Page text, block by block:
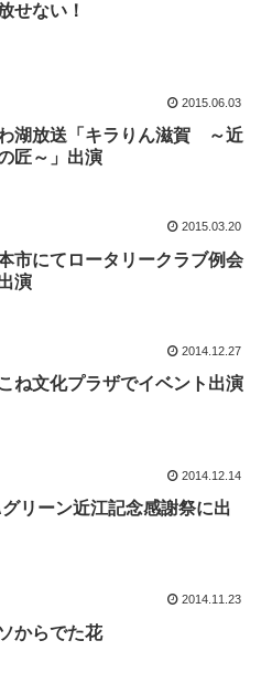
せない！
2015.06.03
湖放送「キラりん滋賀 ～近
匠～」出演
2015.03.20
市にてロータリークラブ例会
演
2014.12.27
ね文化プラザでイベント出演
2014.12.14
リーン近江記念感謝祭に出
2014.11.23
からでた花